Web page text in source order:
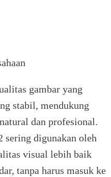
gambar yang
stabil, mendukung
dan profesional.
sering digunakan oleh
visual lebih baik
tanpa harus masuk ke